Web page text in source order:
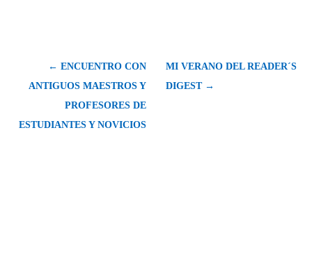
← ENCUENTRO CON
ANTIGUOS MAESTROS Y
PROFESORES DE
ESTUDIANTES Y NOVICIOS
MI VERANO DEL READER´S
DIGEST →